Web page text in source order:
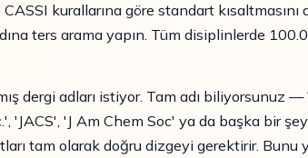
kurallarına göre standart kısaltmasını
ters arama yapın. Tüm disiplinlerde
dergi adları istiyor. Tam adı biliyorsunuz
'J Am Chem Soc' ya da başka bir
tam olarak doğru dizgeyi gerektirir. Bunu